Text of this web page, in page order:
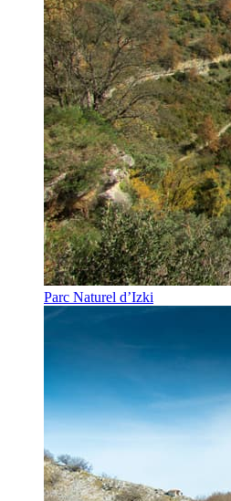
Parc Naturel d’Izki